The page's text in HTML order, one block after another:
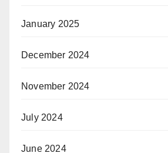
January 2025
December 2024
November 2024
July 2024
June 2024